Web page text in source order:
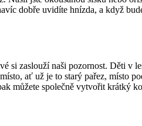
dobře uvidíte hnízda, a když
zaslouží naši pozornost. Děti v
ať už je to starý pařez, místo
můžete společně vytvořit krátký